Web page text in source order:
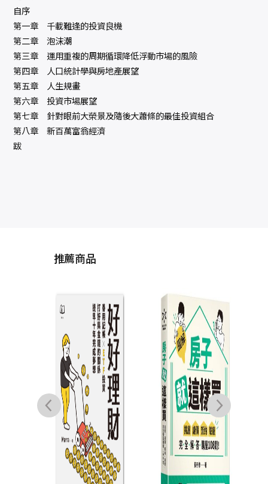
自序
第一章 千載難逢的投資良機
第二章 泡沫潮
第三章 運用重複的周期循環降低浮動市場的風險
第四章 人口統計學與房地產展望
第五章 人生規畫
第六章 投資市場展望
第七章 針對眼前大榮景及隨後大蕭條的最佳投資組合
第八章 新百萬富翁經濟
跋
推薦商品